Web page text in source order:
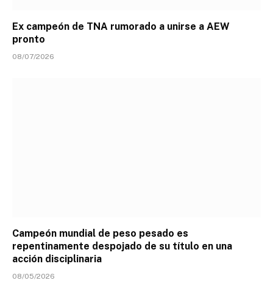
Ex campeón de TNA rumorado a unirse a AEW
pronto
08/07/2026
Campeón mundial de peso pesado es
repentinamente despojado de su título en una
acción disciplinaria
08/05/2026